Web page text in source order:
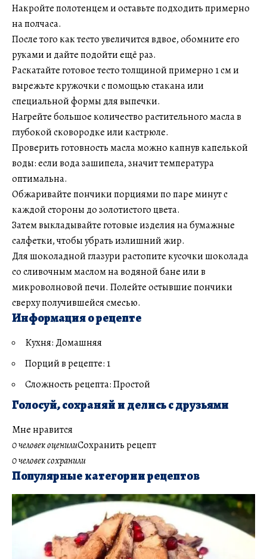
Накройте полотенцем и оставьте подходить примерно
на полчаса.
После того как тесто увеличится вдвое, обомните его
руками и дайте подойти ещё раз.
Раскатайте готовое тесто толщиной примерно 1 см и
вырежьте кружочки с помощью стакана или
специальной формы для выпечки.
Нагрейте большое количество растительного масла в
глубокой сковородке или кастрюле.
Проверить готовность масла можно капнув капелькой
воды: если вода зашипела, значит температура
оптимальна.
Обжаривайте пончики порциями по паре минут с
каждой стороны до золотистого цвета.
Затем выкладывайте готовые изделия на бумажные
салфетки, чтобы убрать излишний жир.
Для шоколадной глазури растопите кусочки шоколада
со сливочным маслом на водяной бане или в
микроволновой печи. Полейте остывшие пончики
сверху получившейся смесью.
Информация о рецепте
Кухня: Домашняя
Порций в рецепте: 1
Сложность рецепта: Простой
Голосуй, сохраняй и делись с друзьями
Мне нравится
0 человек оценилиСохранить рецепт
0 человек сохранили
Популярные категории рецептов